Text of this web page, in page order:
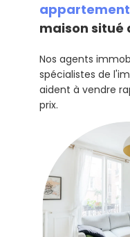
appartement
maison situé
Nos agents
spécialistes de
aident à vendre
prix.